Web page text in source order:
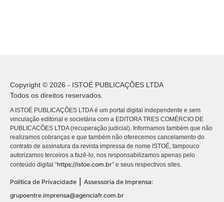
Copyright © 2026 - ISTOÉ PUBLICAÇÕES LTDA
Todos os direitos reservados.
A ISTOÉ PUBLICAÇÕES LTDA é um portal digital independente e sem
vinculação editorial e societária com a EDITORA TRES COMÉRCIO DE
PUBLICACÕES LTDA (recuperação judicial). Informamos também que não
realizamos cobranças e que também não oferecemos cancelamento do
contrato de assinatura da revista impressa de nome ISTOÉ, tampouco
autorizamos terceiros a fazê-lo, nos responsabilizamos apenas pelo
conteúdo digital “https://istoe.com.br” e seus respectivos sites.
Política de Privacidade
Assessoria de Imprensa:
grupoentre.imprensa@agenciafr.com.br